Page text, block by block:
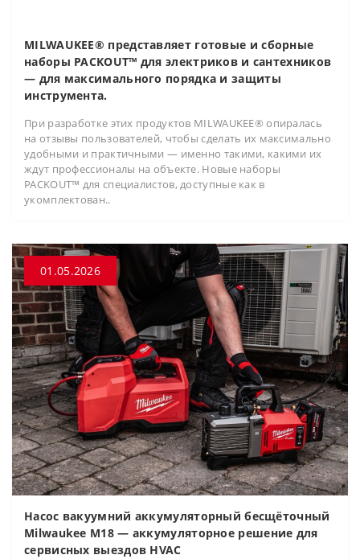
MILWAUKEE® представляет готовые и сборные
наборы PACKOUT™ для электриков и сантехников
— для максимального порядка и защиты
инструмента.
При разработке этих продуктов MILWAUKEE® опиралась
на отзывы пользователей, чтобы сделать их максимально
удобными и практичными — именно такими, какими их
ждут профессионалы на объекте. Новые наборы
PACKOUT™ для специалистов, доступные как в
укомплектован..
01.05.2026
Насос вакуумний аккумуляторный бесщёточный
Milwaukee M18 — аккумуляторное решение для
сервисных выездов HVAC